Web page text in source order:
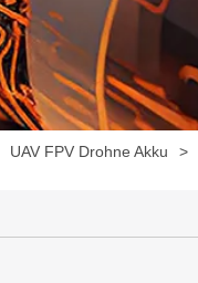
UAV FPV Drohne Akku >